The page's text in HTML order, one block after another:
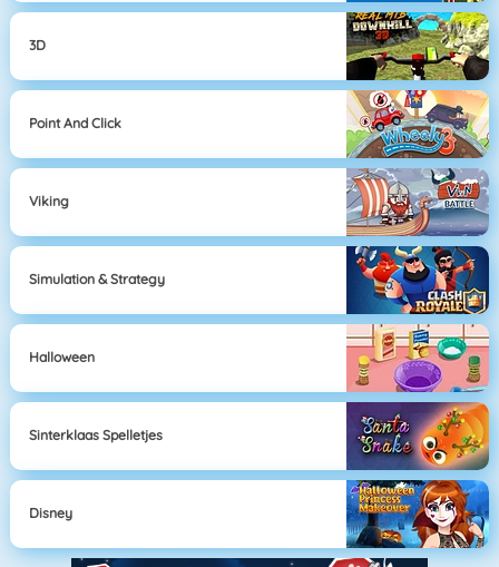
3D
Point And Click
Viking
Simulation & Strategy
Halloween
Sinterklaas Spelletjes
Disney